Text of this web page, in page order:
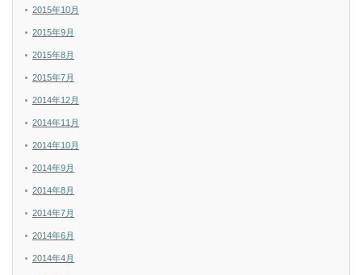
2015年10月
2015年9月
2015年8月
2015年7月
2014年12月
2014年11月
2014年10月
2014年9月
2014年8月
2014年7月
2014年6月
2014年4月